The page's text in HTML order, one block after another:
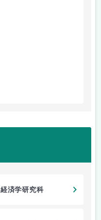
経済学研究科